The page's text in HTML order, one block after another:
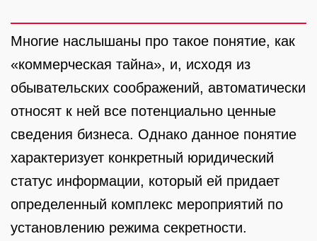
Многие наслышаны про такое понятие, как
«коммерческая тайна», и, исходя из
обывательских соображений, автоматически
относят к ней все потенциально ценные
сведения бизнеса. Однако данное понятие
характеризует конкретный юридический
статус информации, который ей придает
определенный комплекс мероприятий по
установлению режима секретности.